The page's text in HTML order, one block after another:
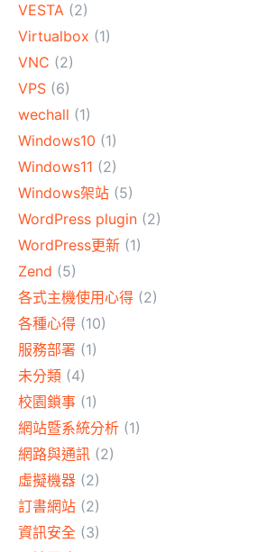
VESTA (2)
Virtualbox (1)
VNC (2)
VPS (6)
wechall (1)
Windows10 (1)
Windows11 (2)
Windows架站 (5)
WordPress plugin (2)
WordPress更新 (1)
Zend (5)
各式主機使用心得 (2)
各種心得 (10)
服務部署 (1)
未分類 (4)
校園鎖事 (1)
網站暨系統分析 (1)
網路與通訊 (2)
虛擬機器 (2)
訂書網站 (2)
資訊安全 (3)